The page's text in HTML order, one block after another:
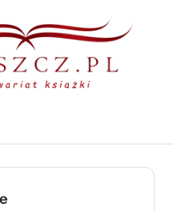
głównej
konto
głównego